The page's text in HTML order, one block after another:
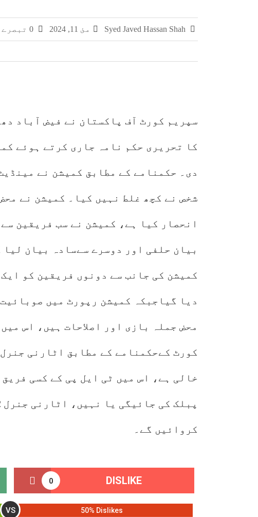
مشہور سمگل سگریٹ برانڈز میلانو، مونڈ
Syed Javed Hassan Shah مئ 11, 2024
سپریم کورٹ آف پاکستان نے فیض آباد
کا تحریری حکم نامہ جاری کرتے ہوئے
دی۔ حکمنامے کے مطابق کمیشن نے
شخص نے کچھ غلط نہیں کیا۔ کمیشن نے
انحصار کیا ہے، کمیشن نے سب فریقین
بیان حلفی اور دوسرے سےسادہ بیان
کمیشن کی جانب سے دونوں فریقین کو
دیا گیاجبکہ کمیشن رپورٹ میں
محض جملہ بازی اور اصلاحات ہیں، اس
کورٹ کےحکمنامے کے مطابق اٹارنی
خالی ہے، اس میں ٹی ایل پی کے کسی
کروائیں گے۔
0 DISLIKE
VS 50% Dislikes